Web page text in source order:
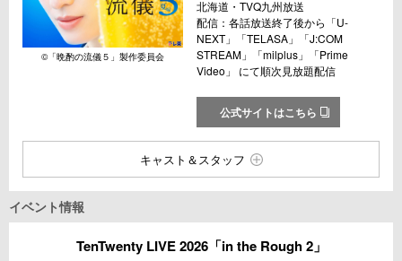
©「晩酌の流儀５」製作委員会
北海道・TVQ九州放送
配信：各話放送終了後から「U-
NEXT」「TELASA」「J:COM
STREAM」「milplus」「Prime
Video」 にて順次見放題配信
公式サイトはこちら
キャスト＆スタッフ
イベント情報
TenTwenty LIVE 2026「in the Rough 2」